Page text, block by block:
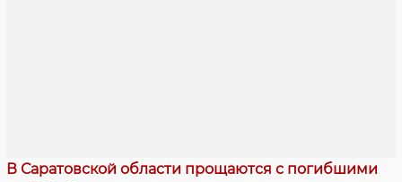
В Саратовской области прощаются с погибшими